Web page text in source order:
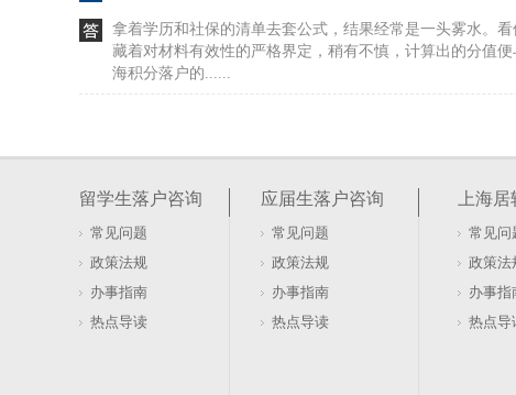
拿着学历和社保的清单去套公式，结果经常是一头雾水。
藏着对材料有效性的严格界定，稍有不慎，计算出的分值
海积分落户的......
很多人盯着社保和劳动合同，以为这是办证的硬门槛。
本与租赁......
软考证书能否用于上海居住证积分落户办理
盯着软考证书发呆，以为拿到手就能直接兑换上海户口？
卡在有了证......
留学生落户咨询
常见问题
政策法规
办事指南
热点导读
应届生落户咨询
常见问题
政策法规
办事指南
热点导读
上海
常见问
政策法
办事指
热点导